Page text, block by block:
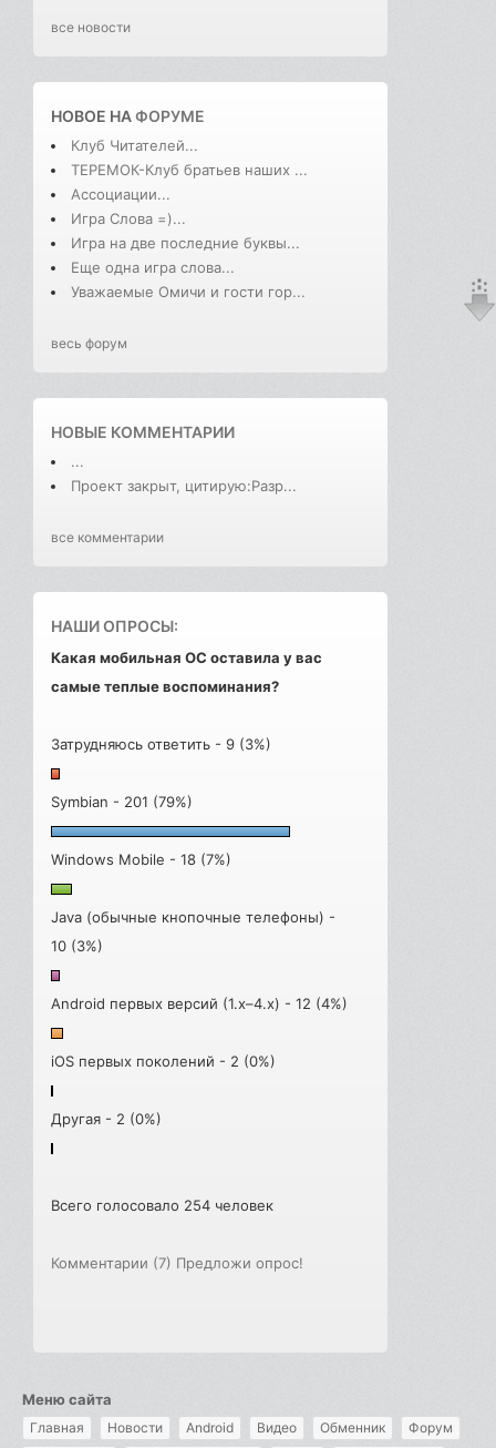
все новости
НОВОЕ НАФОРУМЕ
Клуб Читателей...
ТЕРЕМОК-Клуб братьев наших ...
Ассоциации...
Игра Слова =)...
Игра на две последние буквы...
Еще одна игра слова...
Уважаемые Омичи и гости гор...
весь форум
НОВЫЕ КОММЕНТАРИИ
...
Проект закрыт, цитирую:Разр...
все комментарии
НАШИ ОПРОСЫ:
Какая мобильная ОС оставила у вас
самые теплые воспоминания?
Затрудняюсь ответить - 9 (3%)
Symbian - 201 (79%)
Windows Mobile - 18 (7%)
Java (обычные кнопочные телефоны) -
10 (3%)
Android первых версий (1.x–4.x) - 12 (4%)
iOS первых поколений - 2 (0%)
Другая - 2 (0%)
Всего голосовало 254 человек
Комментарии (7) Предложи опрос!
Меню сайта
Главная Новости Android Видео Обменник Форум